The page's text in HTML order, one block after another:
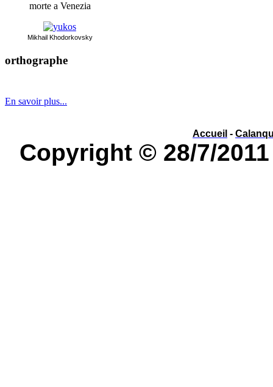
morte a Venezia
Mikhail Khodorkovsky
orthographe
En savoir plus...
Accueil -
Copyright © 28/7/